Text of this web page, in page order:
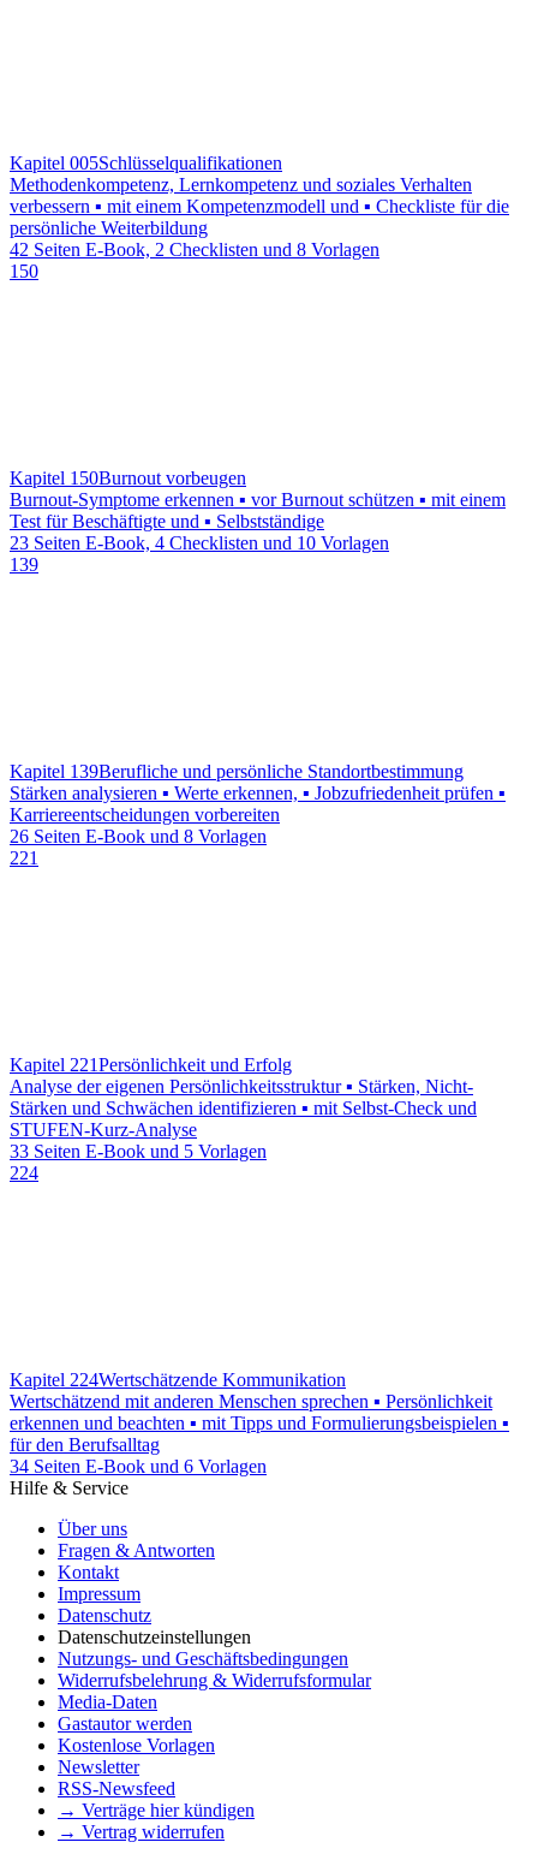
Kapitel 005Schlüsselqualifikationen
Methodenkompetenz, Lernkompetenz und soziales Verhalten
verbessern ▪ mit einem Kompetenzmodell und ▪ Checkliste für die
persönliche Weiterbildung
42 Seiten E-Book, 2 Checklisten und 8 Vorlagen
150
Kapitel 150Burnout vorbeugen
Burnout-Symptome erkennen ▪ vor Burnout schützen ▪ mit einem
Test für Beschäftigte und ▪ Selbstständige
23 Seiten E-Book, 4 Checklisten und 10 Vorlagen
139
Kapitel 139Berufliche und persönliche Standortbestimmung
Stärken analysieren ▪ Werte erkennen, ▪ Jobzufriedenheit prüfen ▪
Karriereentscheidungen vorbereiten
26 Seiten E-Book und 8 Vorlagen
221
Kapitel 221Persönlichkeit und Erfolg
Analyse der eigenen Persönlichkeitsstruktur ▪ Stärken, Nicht-
Stärken und Schwächen identifizieren ▪ mit Selbst-Check und
STUFEN-Kurz-Analyse
33 Seiten E-Book und 5 Vorlagen
224
Kapitel 224Wertschätzende Kommunikation
Wertschätzend mit anderen Menschen sprechen ▪ Persönlichkeit
erkennen und beachten ▪ mit Tipps und Formulierungsbeispielen ▪
für den Berufsalltag
34 Seiten E-Book und 6 Vorlagen
Hilfe & Service
Über uns
Fragen & Antworten
Kontakt
Impressum
Datenschutz
Datenschutzeinstellungen
Nutzungs- und Geschäftsbedingungen
Widerrufsbelehrung & Widerrufsformular
Media-Daten
Gastautor werden
Kostenlose Vorlagen
Newsletter
RSS-Newsfeed
→ Verträge hier kündigen
→ Vertrag widerrufen